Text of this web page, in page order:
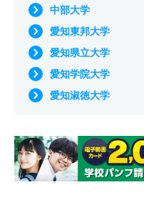
中部大学
愛知東邦大学
愛知県立大学
愛知学院大学
愛知淑徳大学